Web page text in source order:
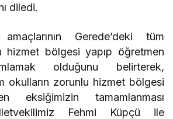
diledi.
Gerede’deki tüm
hizmet bölgesi yapıp öğretmen
olduğunu belirterek,
okulların zorunlu hizmet bölgesi
eksiğimizin tamamlanması
Fehmi Küpçü ile